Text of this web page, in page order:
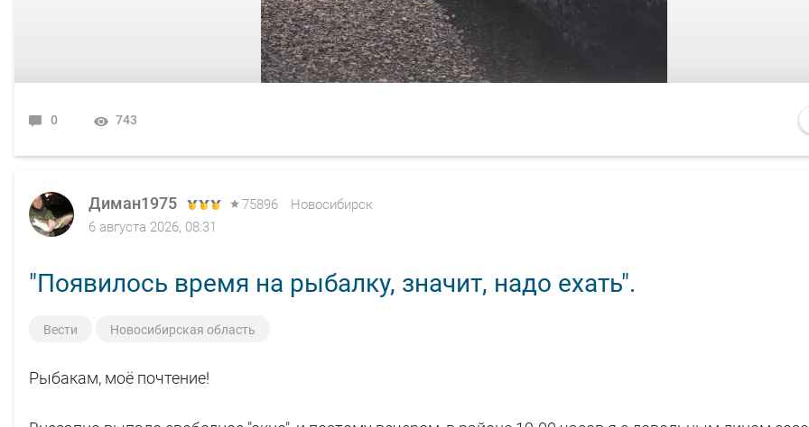
0 743
Диман1975 75896
Новосибирск
6 августа 2026, 08:31
"Появилось время на рыбалку, значит, надо ехать".
Вести Новосибирская область
Рыбакам, моё почтение!